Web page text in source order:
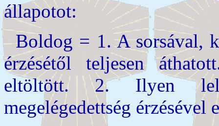
állapotot:
Boldog = 1. Asorsával,
érzésétől teljesen
eltöltött. 2. Ilyen
megelégedettség